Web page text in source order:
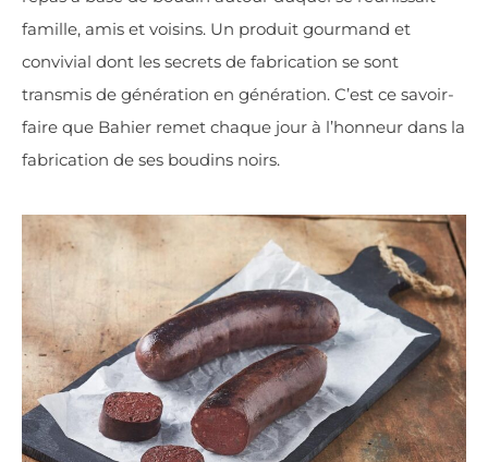
famille, amis et voisins. Un produit gourmand et
convivial dont les secrets de fabrication se sont
transmis de génération en génération. C’est ce savoir-
faire que Bahier remet chaque jour à l’honneur dans la
fabrication de ses boudins noirs.